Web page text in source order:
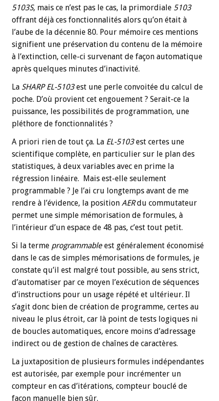
5103S, mais ce n’est pas le cas, la primordiale 5103
offrant déjà ces fonctionnalités alors qu’on était à
l’aube de la décennie 80. Pour mémoire ces mentions
signifient une préservation du contenu de la mémoire
à l’extinction, celle-ci survenant de façon automatique
après quelques minutes d’inactivité.
La SHARP EL-5103est une perle convoitée du calcul de
poche. D’où provient cet engouement ? Serait-ce la
puissance, les possibilités de programmation, une
pléthore de fonctionnalités ?
A priori rien de tout ça. La EL-5103est certes une
scientifique complète, en particulier sur le plan des
statistiques, à deux variables avec en prime la
régression linéaire. Mais est-elle seulement
programmable ? Je l’ai cru longtemps avant de me
rendre à l’évidence, la position AERdu commutateur
permet une simple mémorisation de formules, à
l’intérieur d’un espace de 48 pas, c’est tout petit.
Si la terme programmableest généralement économisé
dans le cas de simples mémorisations de formules, je
constate qu’il est malgré tout possible, au sens strict,
d’automatiser par ce moyen l’exécution de séquences
d’instructions pour un usage répété et ultérieur. Il
s’agit donc bien de création de programme, certes au
niveau le plus étroit, car là point de tests logiques ni
de boucles automatiques, encore moins d’adressage
indirect ou de gestion de chaînes de caractères.
La juxtaposition de plusieurs formules indépendantes
est autorisée, par exemple pour incrémenter un
compteur en cas d’itérations, compteur bouclé de
façon manuelle bien sûr.